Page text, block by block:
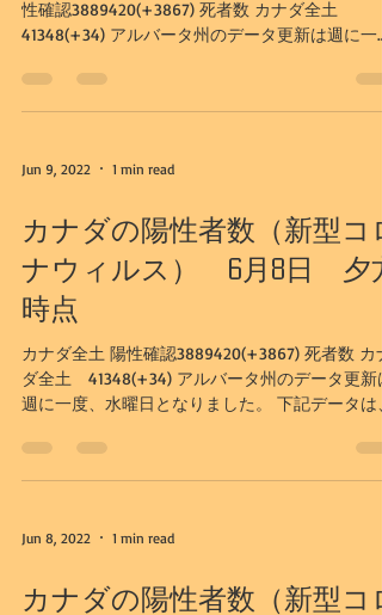
性確認3889420(+3867) 死者数 カナダ全土
41348(+34) アルバータ州のデータ更新は週に一
新のものとなります。 アルバータ州...
Jun 9, 2022 1 min read
カナダの陽性者数（新型コ
ナウィルス） 6月8日 夕方
時点
カナダ全土 陽性確認3889420(+3867) 死者数 カナ
ダ全土 41348(+34) アルバータ州のデータ更新
週に一度、水曜日となりました。 下記データは
確認584763(+1651） 入院者数816（-115）I...
Jun 8, 2022 1 min read
カナダの陽性者数（新型コ